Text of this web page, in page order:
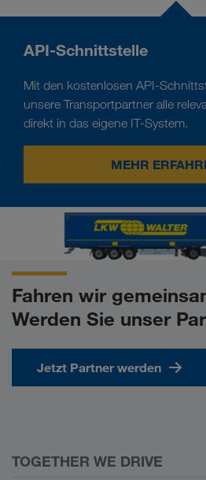
API-Schnittstelle
Mit den kostenlosen API-
unsere Transportpartner alle
direkt in das eigene IT-System.
MEHR
Fahren wir
Werden Sie unser
Jetzt Partner werden
TOGETHER WE DRIVE